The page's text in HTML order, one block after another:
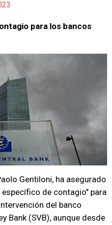
para los bancos
Gentiloni, ha asegurado
de contagio" para
del banco
Bank (SVB), aunque desde